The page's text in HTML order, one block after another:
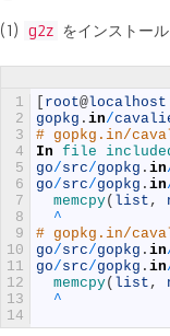
(1) g2z をインストー
1
2
3
4
5
6
7
8
9
10
11
12
13
14
root@localhost
gopkg . in/
# gopkg.in/
In file
go/src/gopkg . in
go/src/gopkg . in
memcpy( list ,
^
# gopkg.in/
go/src/gopkg . in
go/src/gopkg . in
memcpy( list ,
^